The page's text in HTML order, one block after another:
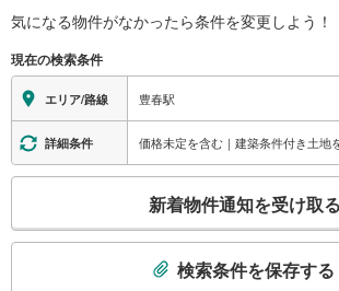
※段差なしでの移動経路
地上⇔改札⇔ホーム：○
エレベータ
・各ホーム⇔改札
・改札⇔東口
エスカレータ
・改札⇔西口
気になる物件がなかったら条件を変更しよう！
現在の検索条件
エリア/路線 豊春駅
詳細条件 価格未定を含む｜建築条件付き土地
検
新着物件通知を受け取る
検索条件を保存する